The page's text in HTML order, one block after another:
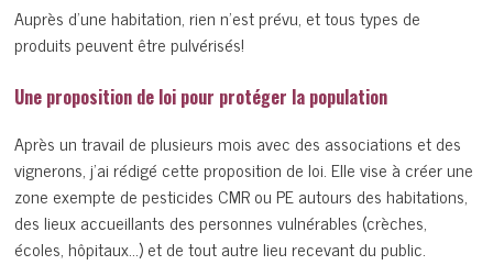
Auprès d’une habitation, rien n’est prévu, et tous types de
produits peuvent être pulvérisés!
Une proposition de loi pour protéger la population
Après un travail de plusieurs mois avec des associations et des
vignerons, j’ai rédigé cette proposition de loi. Elle vise à créer une
zone exempte de pesticides CMR ou PE autours des habitations,
des lieux accueillants des personnes vulnérables (crèches,
écoles, hôpitaux…) et de tout autre lieu recevant du public.